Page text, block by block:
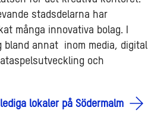
stadsdelarna har
många innovativa bolag. I
bland annat inom media, digital
och
lokaler på Södermalm